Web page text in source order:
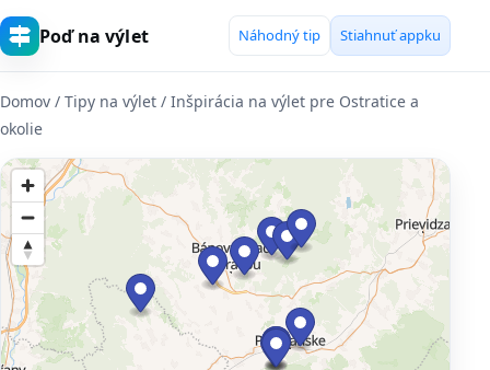
Poď na výlet Náhodný tip Stiahnuť appku
Domov / Tipy na výlet / Inšpirácia na výlet pre Ostratice a
okolie